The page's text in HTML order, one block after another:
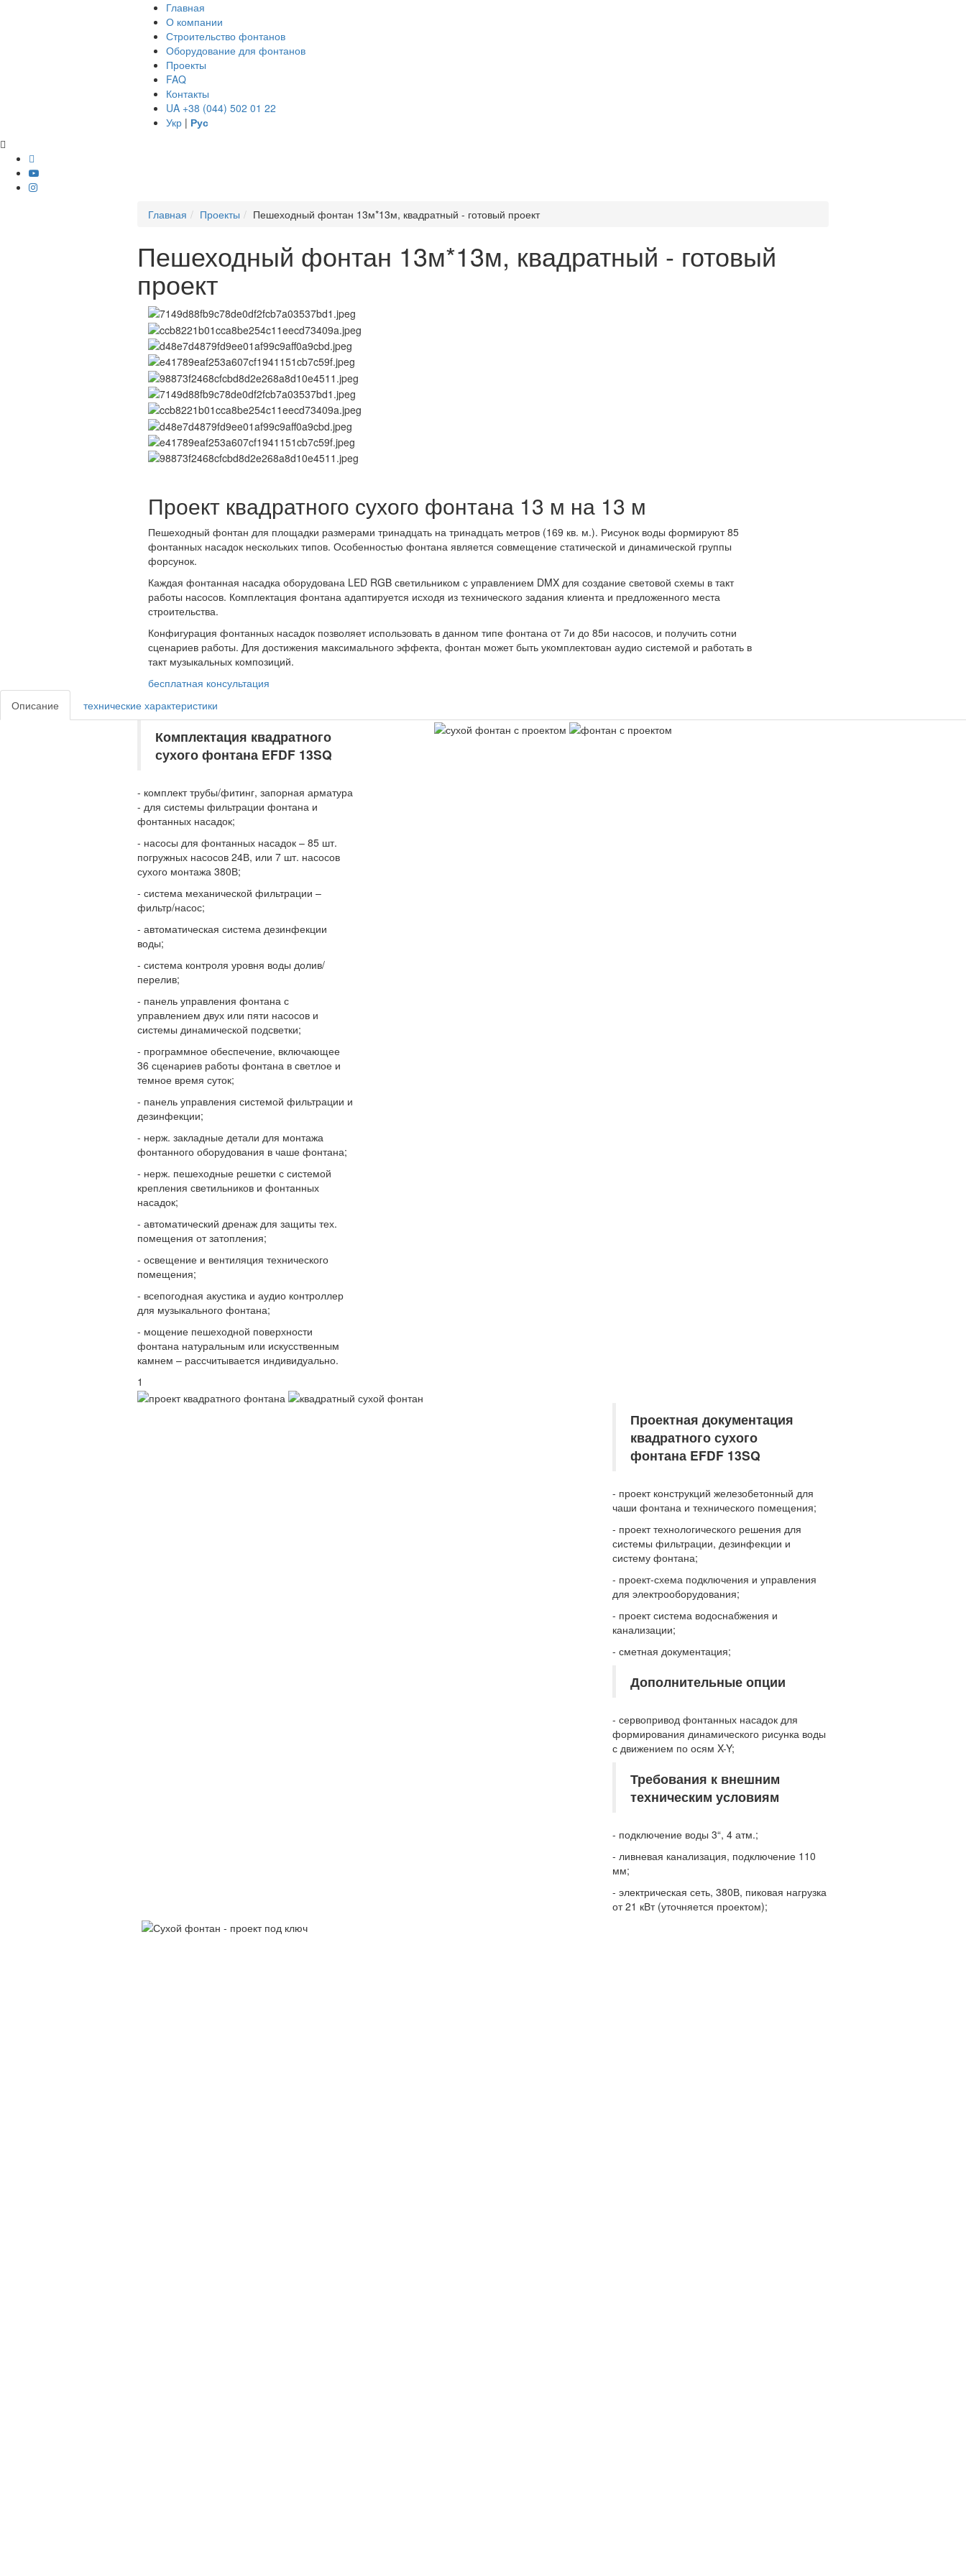
Главная
О компании
Строительство фонтанов
Оборудование для фонтанов
Проекты
FAQ
Контакты
UA +38 (044) 502 01 22
Укр | Рус
Главная Проекты Пешеходный фонтан 13м*13м, квадратный - готовый проект
Пешеходный фонтан 13м*13м, квадратный - готовый
проект
Проект квадратного сухого фонтана 13 м на 13 м
Пешеходный фонтан для площадки размерами тринадцать на тринадцать метров (169 кв. м.). Рисунок воды формируют 85
фонтанных насадок нескольких типов. Особенностью фонтана является совмещение статической и динамической группы
форсунок.
Каждая фонтанная насадка оборудована LED RGB светильником с управлением DMX для создание световой схемы в такт
работы насосов. Комплектация фонтана адаптируется исходя из технического задания клиента и предложенного места
строительства.
Конфигурация фонтанных насадок позволяет использовать в данном типе фонтана от 7и до 85и насосов, и получить сотни
сценариев работы. Для достижения максимального эффекта, фонтан может быть укомплектован аудио системой и работать в
такт музыкальных композиций.
бесплатная консультация
Описание
технические характеристики
Комплектация квадратного
сухого фонтана EFDF 13SQ
- комплект трубы/фитинг, запорная арматура
- для системы фильтрации фонтана и
фонтанных насадок;
- насосы для фонтанных насадок – 85 шт.
погружных насосов 24В, или 7 шт. насосов
сухого монтажа 380В;
- система механической фильтрации –
фильтр/насос;
- автоматическая система дезинфекции
воды;
- система контроля уровня воды долив/
перелив;
- панель управления фонтана с
управлением двух или пяти насосов и
системы динамической подсветки;
- программное обеспечение, включающее
36 сценариев работы фонтана в светлое и
темное время суток;
- панель управления системой фильтрации и
дезинфекции;
- нерж. закладные детали для монтажа
фонтанного оборудования в чаше фонтана;
- нерж. пешеходные решетки с системой
крепления светильников и фонтанных
насадок;
- автоматический дренаж для защиты тех.
помещения от затопления;
- освещение и вентиляция технического
помещения;
- всепогодная акустика и аудио контроллер
для музыкального фонтана;
- мощение пешеходной поверхности
фонтана натуральным или искусственным
камнем – рассчитывается индивидуально.
1
Проектная документация
квадратного сухого
фонтана EFDF 13SQ
- проект конструкций железобетонный для
чаши фонтана и технического помещения;
- проект технологического решения для
системы фильтрации, дезинфекции и
систему фонтана;
- проект-схема подключения и управления
для электрооборудования;
- проект система водоснабжения и
канализации;
- сметная документация;
Дополнительные опции
- сервопривод фонтанных насадок для
формирования динамического рисунка воды
с движением по осям X-Y;
Требования к внешним
техническим условиям
- подключение воды 3“, 4 атм.;
- ливневая канализация, подключение 110
мм;
- электрическая сеть, 380В, пиковая нагрузка
от 21 кВт (уточняется проектом);